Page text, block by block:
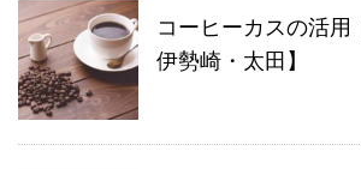
コーヒーカスの活用
伊勢崎・太田】